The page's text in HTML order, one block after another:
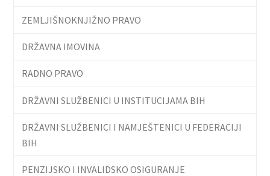
ZEMLJIŠNOKNJIŽNO PRAVO
DRŽAVNA IMOVINA
RADNO PRAVO
DRŽAVNI SLUŽBENICI U INSTITUCIJAMA BIH
DRŽAVNI SLUŽBENICI I NAMJEŠTENICI U FEDERACIJI
BIH
PENZIJSKO I INVALIDSKO OSIGURANJE